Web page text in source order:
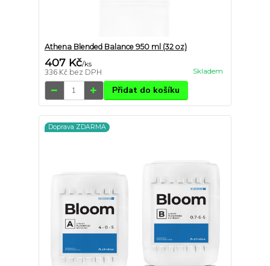
Athena Blended Balance 950 ml (32 oz)
407 Kč/ks
336 Kč bez DPH Skladem
Přidat do košíku
Doprava ZDARMA